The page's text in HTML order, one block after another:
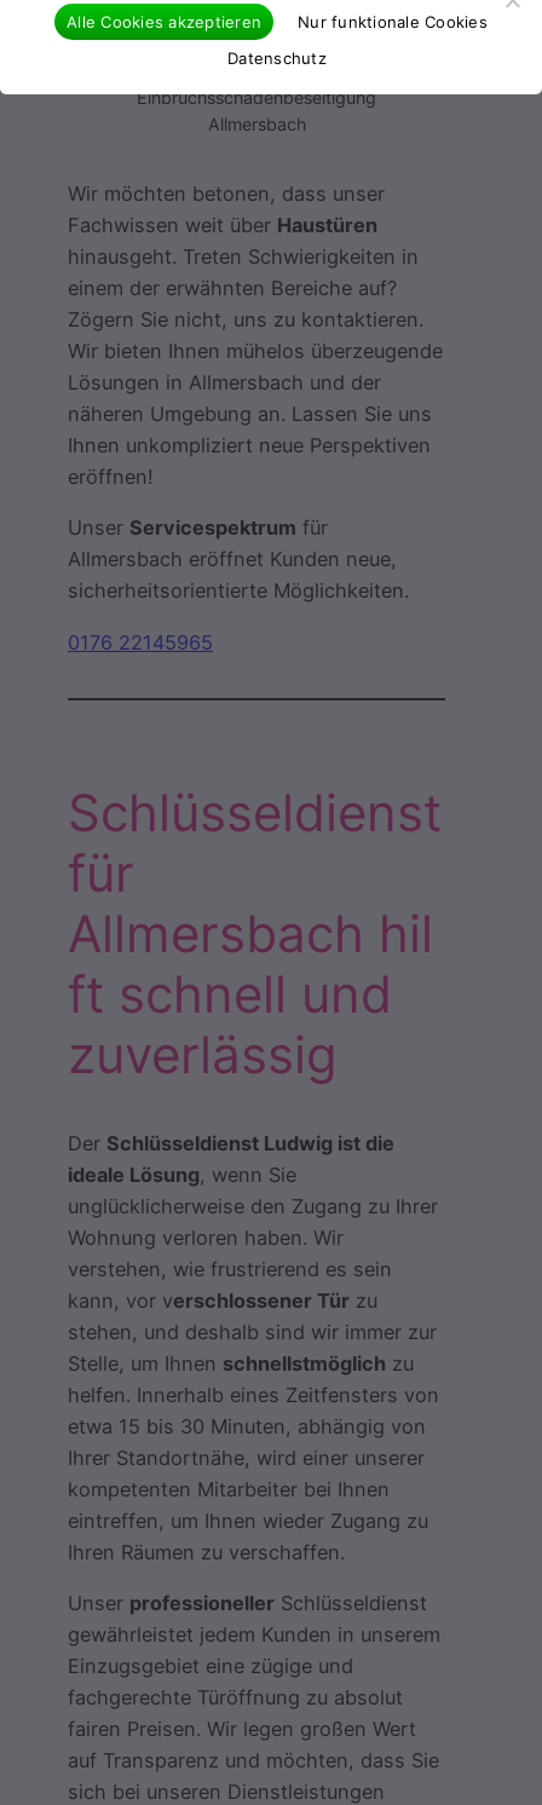
Einbruchsschadenbeseitigung
Allmersbach
Wir möchten betonen, dass unser
Fachwissen weit über Haustüren
hinausgeht. Treten Schwierigkeiten in
einem der erwähnten Bereiche auf?
Zögern Sie nicht, uns zu kontaktieren.
Wir bieten Ihnen mühelos überzeugende
Lösungen in Allmersbach und der
näheren Umgebung an. Lassen Sie uns
Ihnen unkompliziert neue Perspektiven
eröffnen!
Unser Servicespektrum für
Allmersbach eröffnet Kunden neue,
sicherheitsorientierte Möglichkeiten.
0176 22145965
Schlüsseldienst
für
Allmersbach hil
ft schnell und
zuverlässig
Der Schlüsseldienst Ludwig ist die
ideale Lösung, wenn Sie
unglücklicherweise den Zugang zu Ihrer
Wohnung verloren haben. Wir
verstehen, wie frustrierend es sein
kann, vor verschlossener Tür zu
stehen, und deshalb sind wir immer zur
Stelle, um Ihnen schnellstmöglich zu
helfen. Innerhalb eines Zeitfensters von
etwa 15 bis 30 Minuten, abhängig von
Ihrer Standortnähe, wird einer unserer
kompetenten Mitarbeiter bei Ihnen
eintreffen, um Ihnen wieder Zugang zu
Ihren Räumen zu verschaffen.
Unser professioneller Schlüsseldienst
gewährleistet jedem Kunden in unserem
Einzugsgebiet eine zügige und
fachgerechte Türöffnung zu absolut
fairen Preisen. Wir legen großen Wert
auf Transparenz und möchten, dass Sie
sich bei unseren Dienstleistungen
Alle Cookies akzeptieren
Nur funktionale Cookies
Datenschutz